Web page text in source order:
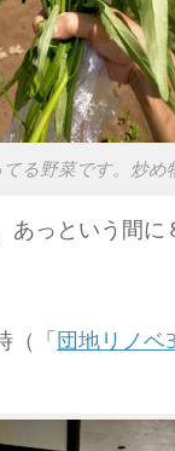
る野菜です。炒め
っという間に
（「 団地リノ